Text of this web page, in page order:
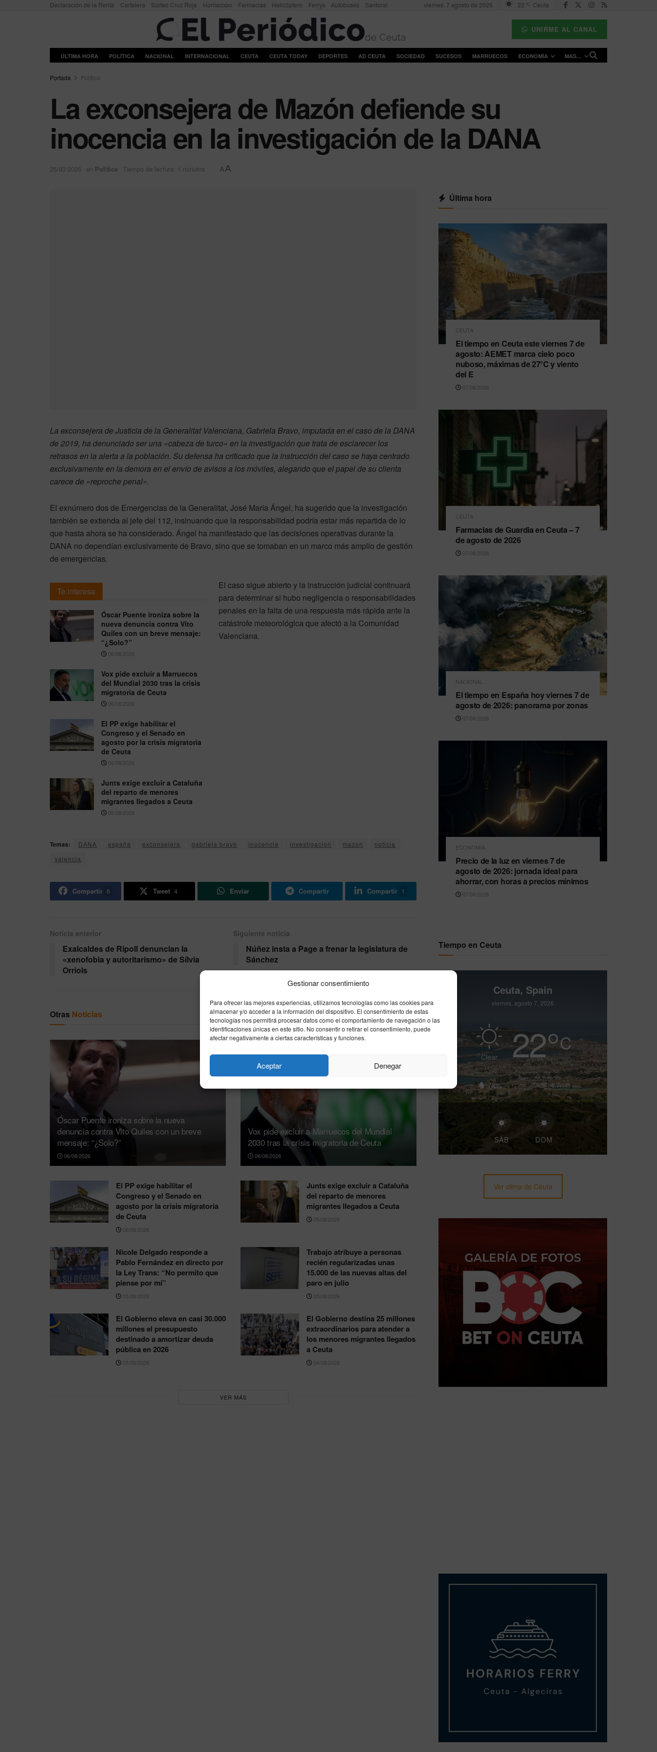
Gestionar consentimiento
Para ofrecer las mejores experiencias, utilizamos tecnologías como las cookies para
almacenar y/o acceder a la información del dispositivo. El consentimiento de estas
tecnologías nos permitirá procesar datos como el comportamiento de navegación o las
identificaciones únicas en este sitio. No consentir o retirar el consentimiento, puede
afectar negativamente a ciertas características y funciones.
Aceptar Denegar
Declaración de la Renta Cartelera Sorteo Cruz Roja Horóscopo Farmacias Helicóptero Ferrys Autobuses Santoral viernes, 7 agosto de 2026 22 °C Ceuta
UNIRME AL CANAL
ÚLTIMA HORA POLÍTICA NACIONAL INTERNACIONAL CEUTA CEUTA TODAY DEPORTES AD CEUTA SOCIEDAD SUCESOS MARRUECOS ECONOMÍA MAS…
Portada Política
La exconsejera de Mazón defiende su
inocencia en la investigación de la DANA
25/03/2025 en Política Tiempo de lectura: 1 minutos AA
La exconsejera de Justicia de la Generalitat Valenciana, Gabriela Bravo, imputada en el caso de la DANA
de 2019, ha denunciado ser una «cabeza de turco» en la investigación que trata de esclarecer los
retrasos en la alerta a la población. Su defensa ha criticado que la instrucción del caso se haya centrado
exclusivamente en la demora en el envío de avisos a los móviles, alegando que el papel de su clienta
carece de «reproche penal».
El exnúmero dos de Emergencias de la Generalitat, José María Ángel, ha sugerido que la investigación
también se extienda al jefe del 112, insinuando que la responsabilidad podría estar más repartida de lo
que hasta ahora se ha considerado. Ángel ha manifestado que las decisiones operativas durante la
DANA no dependían exclusivamente de Bravo, sino que se tomaban en un marco más amplio de gestión
de emergencias.
Te interesa
Óscar Puente ironiza sobre la
nueva denuncia contra Vito
Quiles con un breve mensaje:
“¿Solo?”
06/08/2026
Vox pide excluir a Marruecos
del Mundial 2030 tras la crisis
migratoria de Ceuta
06/08/2026
El PP exige habilitar el
Congreso y el Senado en
agosto por la crisis migratoria
de Ceuta
06/08/2026
Junts exige excluir a Cataluña
del reparto de menores
migrantes llegados a Ceuta
05/08/2026
El caso sigue abierto y la instrucción judicial continuará
para determinar si hubo negligencia o responsabilidades
penales en la falta de una respuesta más rápida ante la
catástrofe meteorológica que afectó a la Comunidad
Valenciana.
Temas: DANA españa exconsejera gabriela bravo inocencia investigacion mazon
noticia
valencia
Compartir 6 Tweet 4 Enviar Compartir Compartir 1
Noticia anterior
Exalcaldes de Ripoll denuncian la
«xenofobia y autoritarismo» de Sílvia
Orriols
Siguiente noticia
Núñez insta a Page a frenar la legislatura de
Sánchez
Otras Noticias
Óscar Puente ironiza sobre la nueva
denuncia contra Vito Quiles con un breve
mensaje: “¿Solo?”
06/08/2026
Vox pide excluir a Marruecos del Mundial
2030 tras la crisis migratoria de Ceuta
06/08/2026
El PP exige habilitar el
Congreso y el Senado en
agosto por la crisis migratoria
de Ceuta
06/08/2026
Junts exige excluir a Cataluña
del reparto de menores
migrantes llegados a Ceuta
05/08/2026
Nicole Delgado responde a
Pablo Fernández en directo por
la Ley Trans: “No permito que
piense por mí”
05/08/2026
Trabajo atribuye a personas
recién regularizadas unas
15.000 de las nuevas altas del
paro en julio
05/08/2026
El Gobierno eleva en casi 30.000
millones el presupuesto
destinado a amortizar deuda
pública en 2026
05/08/2026
El Gobierno destina 25 millones
extraordinarios para atender a
los menores migrantes llegados
a Ceuta
04/08/2026
VER MÁS
Última hora
CEUTA
El tiempo en Ceuta este viernes 7 de
agosto: AEMET marca cielo poco
nuboso, máximas de 27°C y viento
del E
07/08/2026
CEUTA
Farmacias de Guardia en Ceuta – 7
de agosto de 2026
07/08/2026
NACIONAL
El tiempo en España hoy viernes 7 de
agosto de 2026: panorama por zonas
07/08/2026
ECONOMÍA
Precio de la luz en viernes 7 de
agosto de 2026: jornada ideal para
ahorrar, con horas a precios mínimos
07/08/2026
Tiempo en Ceuta
Ceuta, Spain
viernes, agosto 7, 2026
Clear 22°C
72% 4.7mh
SÁB DOM
Ver clima de Ceuta